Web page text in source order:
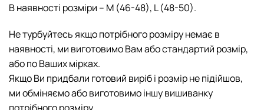
В наявності розміри – M (46-48), L (48-50).
Не турбуйтесь якщо потрібного розміру немає в
наявності, ми виготовимо Вам або стандартий розмір,
або по Ваших мірках.
Якщо Ви придбали готовий виріб і розмір не підійшов,
ми обміняємо або виготовимо іншу вишиванку